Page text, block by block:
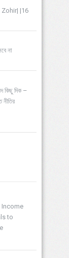
Zohir| |16
না
কিছু দিক –
নীতির
Income
to